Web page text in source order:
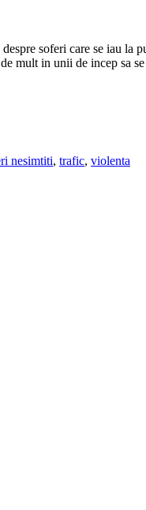
soferi care se iau la
mult in unii de incep sa
nesimtiti, trafic, violenta